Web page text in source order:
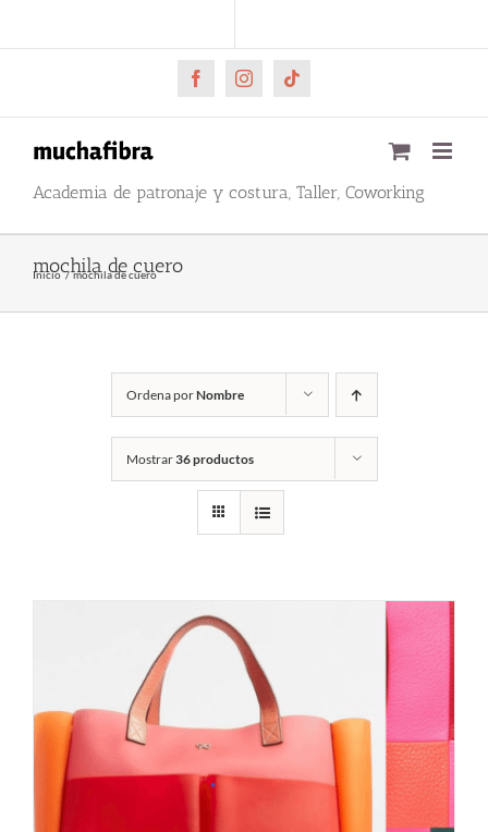
al
FacebookInstagramTiktok
Academia de patronaje y costura, Taller, Coworking
mochila de cuero
Inicio mochila de cuero
Ordena porNombre
Mostrar36 productos